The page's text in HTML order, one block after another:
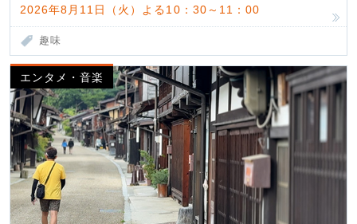
2026年8月11日（火）よる10：30～11：00
趣味
エンタメ・音楽